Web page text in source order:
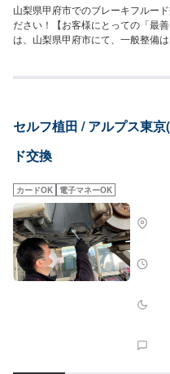
山梨県甲府市でのブレーキフルー
ださい！【お客様にとっての「最
は、山梨県甲府市にて、一般整備
っています。自分らしい車との付
◆【水圧転写】で自分らしい車へ◆
ち合わせたエンジニア
お見積り【3】お見積りにご納得
など、オファーにて詳細をご入力
をお送りいただきますと、スムー
車の無料貸し出し有り福祉車両の
の場合はお申し付けください。《
などにより、金額・納車時期が変
日・営業時間】定休日：日曜日、
セルフ植田 / アルプス東
ド交換
カードOK 電子マネーOK